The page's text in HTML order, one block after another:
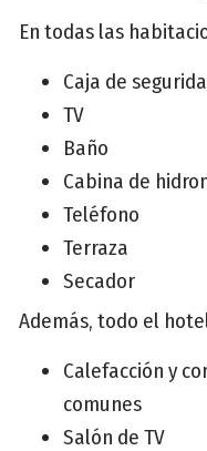
En todas las
Caja de
TV
Baño
Cabina de
Teléfono
Terraza
Secador
Además, todo el
Calefacción y
comunes
Salón de TV